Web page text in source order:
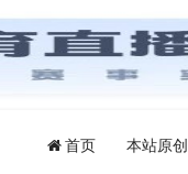
首页 本站原创